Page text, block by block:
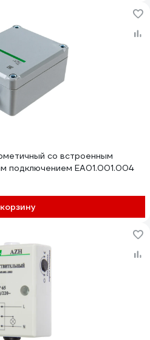
со встроенным
подключением EA01.001.004